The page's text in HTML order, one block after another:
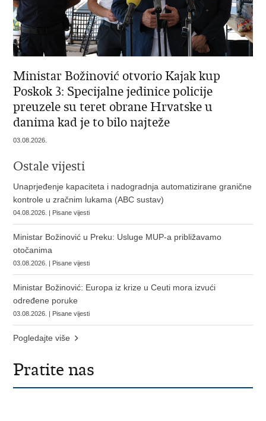
Ministar Božinović otvorio Kajak kup
Poskok 3: Specijalne jedinice policije
preuzele su teret obrane Hrvatske u
danima kad je to bilo najteže
03.08.2026.
Ostale vijesti
Unaprjeđenje kapaciteta i nadogradnja automatizirane granične
kontrole u zračnim lukama (ABC sustav)
04.08.2026. | Pisane vijesti
Ministar Božinović u Preku: Usluge MUP-a približavamo
otočanima
03.08.2026. | Pisane vijesti
Ministar Božinović: Europa iz krize u Ceuti mora izvući
određene poruke
03.08.2026. | Pisane vijesti
Pogledajte više
Pratite nas